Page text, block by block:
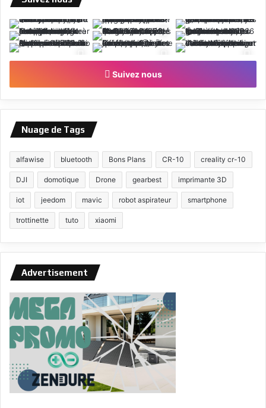
Suivez nous
Nuage de Tags
alfawise bluetooth Bons Plans CR-10 creality cr-10
DJI domotique Drone gearbest imprimante 3D
iot jeedom mavic robot aspirateur smartphone
trottinette tuto xiaomi
Advertisement